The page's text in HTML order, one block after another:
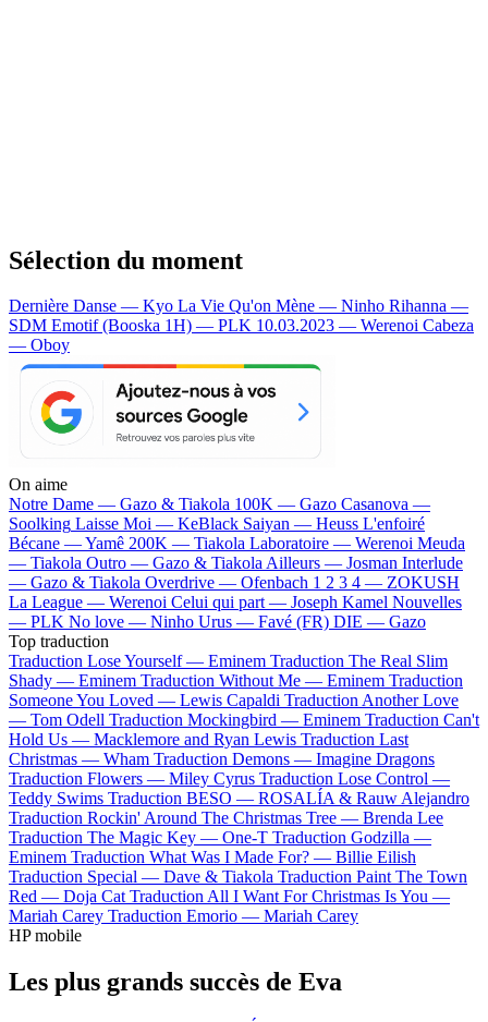
Sélection du moment
Dernière Danse — Kyo La Vie Qu'on Mène — Ninho Rihanna —
SDM Emotif (Booska 1H) — PLK 10.03.2023 — Werenoi Cabeza
— Oboy
On aime
Notre Dame — Gazo & Tiakola 100K — Gazo Casanova —
Soolking Laisse Moi — KeBlack Saiyan — Heuss L'enfoiré
Bécane —Yamê 200K — Tiakola Laboratoire — Werenoi Meuda
— Tiakola Outro — Gazo & TiakolaAilleurs — Josman Interlude
— Gazo & Tiakola Overdrive — Ofenbach 1 2 3 4 — ZOKUSH
La League — Werenoi Celui qui part — Joseph Kamel Nouvelles
— PLK No love — Ninho Urus — Favé (FR) DIE — Gazo
Top traduction
Traduction Lose Yourself — Eminem Traduction The Real Slim
Shady — Eminem Traduction Without Me — Eminem Traduction
Someone You Loved — Lewis Capaldi Traduction Another Love
— Tom Odell Traduction Mockingbird — Eminem Traduction Can't
Hold Us — Macklemore and Ryan Lewis Traduction Last
Christmas — Wham Traduction Demons — Imagine Dragons
Traduction Flowers — Miley Cyrus Traduction Lose Control —
Teddy Swims Traduction BESO — ROSALÍA & Rauw Alejandro
Traduction Rockin' Around The Christmas Tree — Brenda Lee
Traduction The Magic Key — One-T Traduction Godzilla —
Eminem Traduction What Was I Made For? — Billie Eilish
Traduction Special — Dave & Tiakola Traduction Paint The Town
Red — Doja Cat Traduction All I Want For Christmas Is You —
Mariah Carey Traduction Emorio — Mariah Carey
HP mobile
Les plus grands succès de Eva